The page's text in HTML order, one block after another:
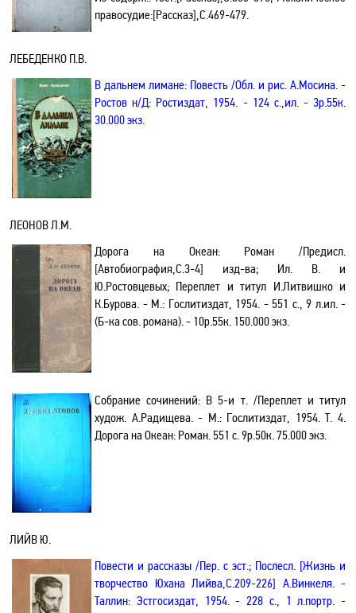
правосудие:[Рассказ],С.469-479.
ЛЕБЕДЕНКО П.В.
В дальнем лимане: Повесть /Обл. и рис. А.Мосина. -
Ростов н/Д: Ростиздат, 1954. - 124 с.,ил. - 3р.55к.
30.000 экз.
ЛЕОНОВ Л.М.
Дорога на Океан: Роман /Предисл.
[Автобиография,С.3-4] изд-ва; Ил. В. и
Ю.Ростовцевых; Переплет и титул И.Литвишко и
К.Бурова. - М.: Гослитиздат, 1954. - 551 с., 9 л.ил. -
(Б-ка сов.романа). - 10р.55к. 150.000 экз.
Собрание сочинений: В 5-и т. /Переплет и титул
худож. А.Радищева. - М.: Гослитиздат, 1954. Т. 4.
Дорога на Океан: Роман. 551 с. 9р.50к. 75.000 экз.
ЛИЙВ Ю.
Повести и рассказы /Пер. с эст.; Послесл. [Жизнь и
творчество Юхана Лийва,С.209-226] А.Винкеля. -
Таллин: Эстгосиздат, 1954. - 228 с., 1 л.портр. -